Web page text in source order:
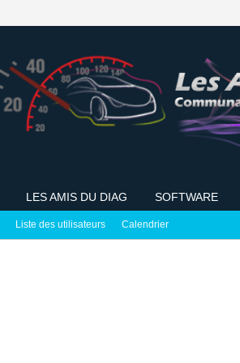
LES AMIS DU DIAG SOFTWARE
Liste des utilisateurs Calendrier